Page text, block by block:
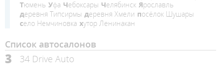
Тюмень
Уфа Чебоксары Челябинск
Ярославль
деревня Типсирмы
деревня Хмели
посёлок Шушары
село Немчиновка
хутор Ленинакан
Список автосалонов
3 34 Drive Auto